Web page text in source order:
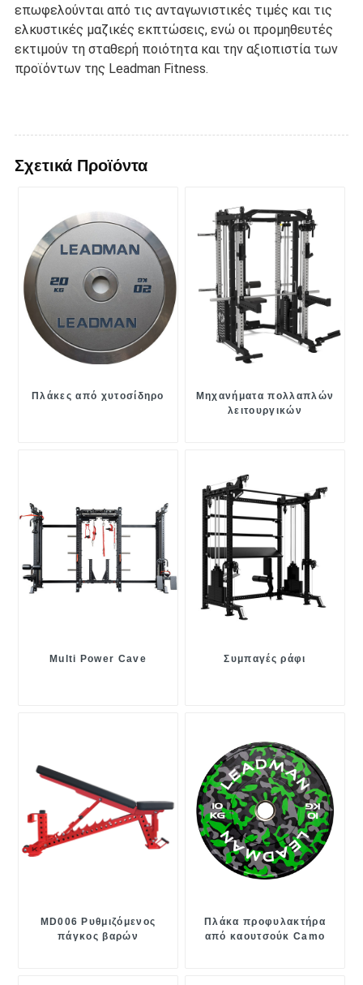
επωφελούνται από τις ανταγωνιστικές τιμές και τις
ελκυστικές μαζικές εκπτώσεις, ενώ οι προμηθευτές
εκτιμούν τη σταθερή ποιότητα και την αξιοπιστία των
προϊόντων της Leadman Fitness.
Σχετικά Προϊόντα
Πλάκες από χυτοσίδηρο
Μηχανήματα πολλαπλών
λειτουργικών
Multi Power Cave Συμπαγές ράφι
MD006 Ρυθμιζόμενος
πάγκος βαρών
Πλάκα προφυλακτήρα
από καουτσούκ Camo